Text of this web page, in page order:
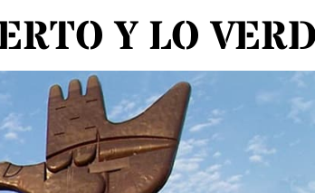
Y LO